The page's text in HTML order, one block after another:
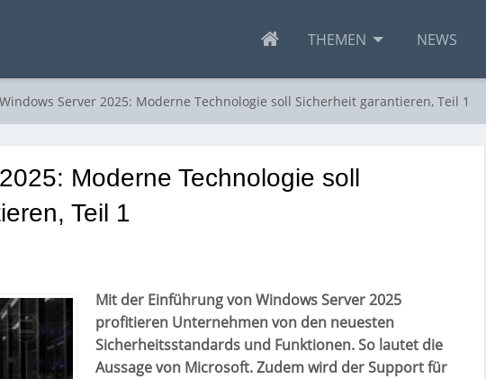
THEMEN NEWS
Windows Server 2025: Moderne Technologie soll Sicherheit garantieren, Teil 1
Moderne Technologie soll
Teil 1
Mit der Einführung von Windows Server 2025
profitieren Unternehmen von den neuesten
Sicherheitsstandards und Funktionen. So lautet die
Aussage von Microsoft. Zudem wird der Support für